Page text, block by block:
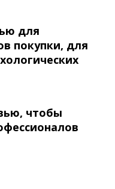
для
покупки, для
чтобы